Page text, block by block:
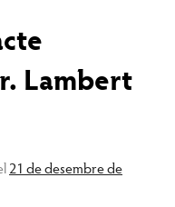
Lambert
21 de desembre de